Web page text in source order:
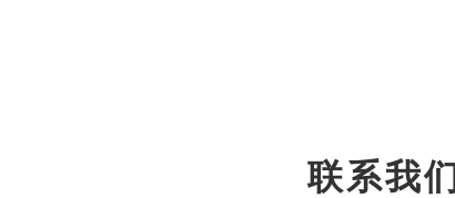
联系我们